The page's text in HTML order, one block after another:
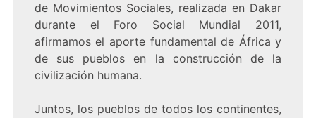
de Movimientos Sociales, realizada en Dakar
durante el Foro Social Mundial 2011,
afirmamos el aporte fundamental de África y
de sus pueblos en la construcción de la
civilización humana.
Juntos, los pueblos de todos los continentes,